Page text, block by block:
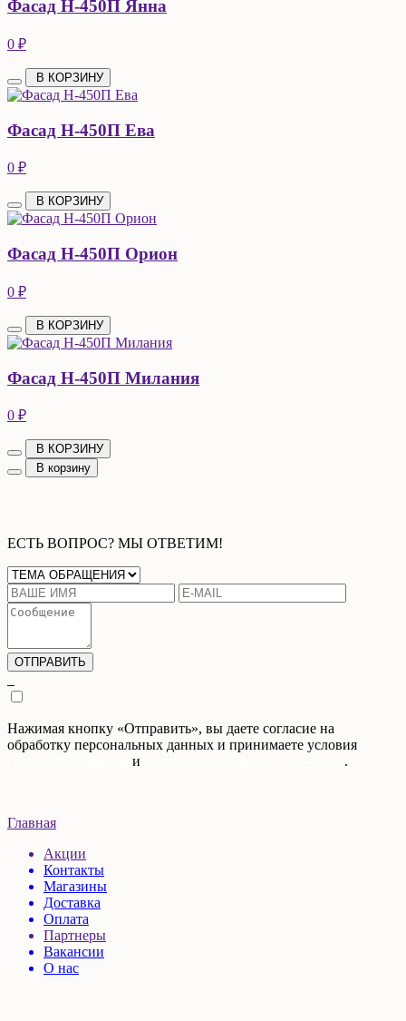
Фасад Н-450П Янна
0 ₽
В КОРЗИНУ
Фасад Н-450П Ева
0 ₽
В КОРЗИНУ
Фасад Н-450П Орион
0 ₽
В КОРЗИНУ
Фасад Н-450П Милания
0 ₽
В КОРЗИНУ
В корзину
ЕСТЬ ВОПРОС? МЫ ОТВЕТИМ!
Нажимая кнопку «Отправить», вы даете согласие на
обработку персональных данных и принимаете условия
и .
Главная
Акции
Контакты
Магазины
Доставка
Оплата
Партнеры
Вакансии
О нас